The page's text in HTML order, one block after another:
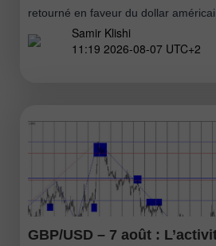
retourné en faveur du dollar
Samir Klishi
11:19 2026-08-07 UTC+2
GBP/USD – 7 août :